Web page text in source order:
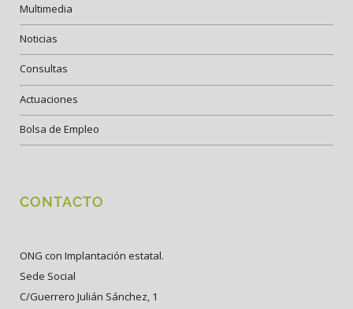
Multimedia
Noticias
Consultas
Actuaciones
Bolsa de Empleo
CONTACTO
ONG con Implantación estatal.
Sede Social
C/Guerrero Julián Sánchez, 1